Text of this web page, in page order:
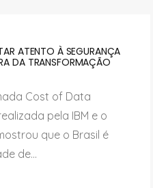
ATENTO À SEGURANÇA
DA TRANSFORMAÇÃO
Cost of Data
pela IBM e o
que o Brasil é
de...